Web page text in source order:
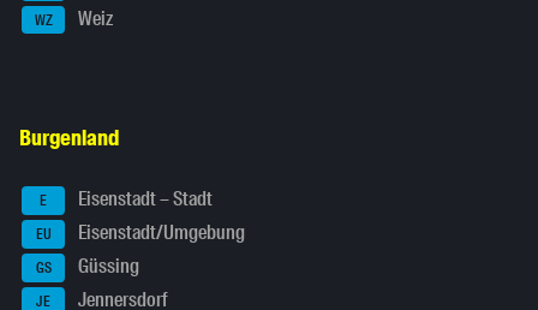
WZ Weiz
Burgenland
E Eisenstadt – Stadt
EU Eisenstadt/Umgebung
GS Güssing
JE Jennersdorf